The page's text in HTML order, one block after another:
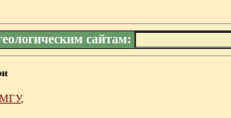
сайтам:
МГУ,